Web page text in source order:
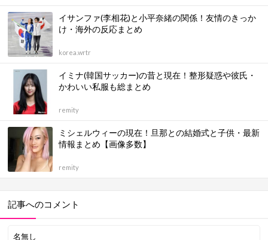
イサンファ(李相花)と小平奈緒の関係！友情のきっか
け・海外の反応まとめ
korea.wrtr
イミナ(韓国サッカー)の昔と現在！整形疑惑や彼氏・
かわいい私服も総まとめ
remity
ミシェルウィーの現在！旦那との結婚式と子供・最新
情報まとめ【画像多数】
remity
記事へのコメント